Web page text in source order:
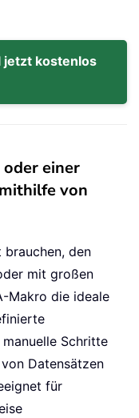
jetzt kostenlos
einer
von
brauchen, den
mit großen
Makro die ideale
Schritte
Datensätzen
für